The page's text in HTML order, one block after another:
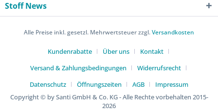
Stoff News
Alle Preise inkl. gesetzl. Mehrwertsteuer zzgl.Versandkosten
Kundenrabatte Über uns
Kontakt
Versand & Zahlungsbedingungen
Widerrufsrecht
Datenschutz
Öffnungszeiten AGB
Impressum
Copyright © by Santi GmbH & Co. KG - Alle Rechte vorbehalten 2015-
2026